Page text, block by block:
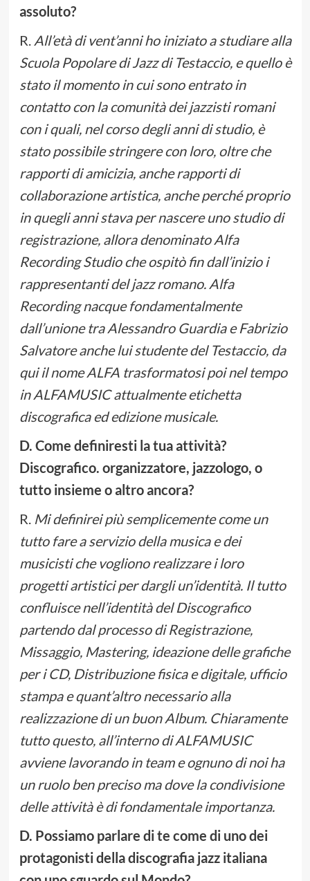
assoluto?
R. All’età di vent’anni ho iniziato a studiare alla
Scuola Popolare di Jazz di Testaccio, e quello è
stato il momento in cui sono entrato in
contatto con la comunità dei jazzisti romani
con i quali, nel corso degli anni di studio, è
stato possibile stringere con loro, oltre che
rapporti di amicizia, anche rapporti di
collaborazione artistica, anche perché proprio
in quegli anni stava per nascere uno studio di
registrazione, allora denominato Alfa
Recording Studio che ospitò fin dall’inizio i
rappresentanti del jazz romano. Alfa
Recording nacque fondamentalmente
dall’unione tra Alessandro Guardia e Fabrizio
Salvatore anche lui studente del Testaccio, da
qui il nome ALFA trasformatosi poi nel tempo
in ALFAMUSIC attualmente etichetta
discografica ed edizione musicale.
D. Come definiresti la tua attività?
Discografico. organizzatore, jazzologo, o
tutto insieme o altro ancora?
R.Mi definirei più semplicemente come un
tutto fare a servizio della musica e dei
musicisti che vogliono realizzare i loro
progetti artistici per dargli un’identità. Il tutto
confluisce nell’identità del Discografico
partendo dal processo di Registrazione,
Missaggio, Mastering, ideazione delle grafiche
per i CD, Distribuzione fisica e digitale, ufficio
stampa e quant’altro necessario alla
realizzazione di un buon Album. Chiaramente
tutto questo, all’interno di ALFAMUSIC
avviene lavorando in team e ognuno di noi ha
un ruolo ben preciso ma dove la condivisione
delle attività è di fondamentale importanza.
D. Possiamo parlare di te come di uno dei
protagonisti della discografia jazz italiana